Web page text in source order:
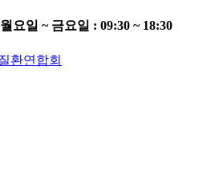
월요일 ~ 금요일 : 09:30 ~ 18:30